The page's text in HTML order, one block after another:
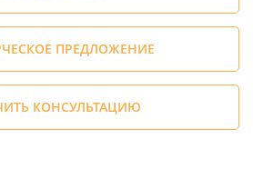
ПРЕДЛОЖЕНИЕ
КОНСУЛЬТАЦИЮ